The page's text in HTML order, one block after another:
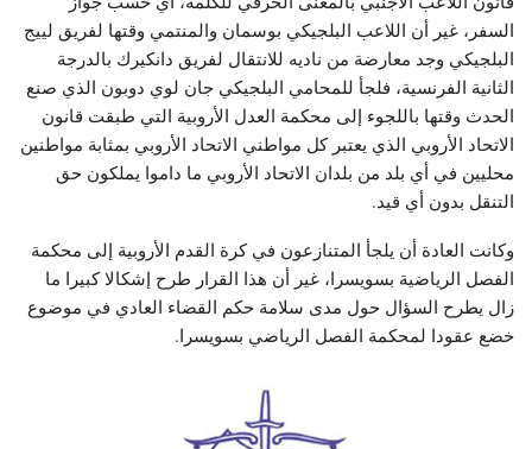
السفر، غير أن اللاعب البلجيكي بوسمان والمنتمي وقتها لفريق لييج
البلجيكي وجد معارضة من ناديه للانتقال لفريق دانكيرك بالدرجة
الثانية الفرنسية، فلجأ للمحامي البلجيكي جان لوي دوبون الذي صنع
الحدث وقتها باللجوء إلى محكمة العدل الأروبية التي طبقت قانون
الاتحاد الأروبي الذي يعتبر كل مواطني الاتحاد الأروبي بمثابة مواطنين
محليين في أي بلد من بلدان الاتحاد الأروبي ما داموا يملكون حق
التنقل بدون أي قيد.
وكانت العادة أن يلجأ المتنازعون في كرة القدم الأروبية إلى محكمة
الفصل الرياضية بسويسرا، غير أن هذا القرار طرح إشكالا كبيرا ما
زال يطرح السؤال حول مدى سلامة حكم القضاء العادي في موضوع
خضع عقودا لمحكمة الفصل الرياضي بسويسرا.